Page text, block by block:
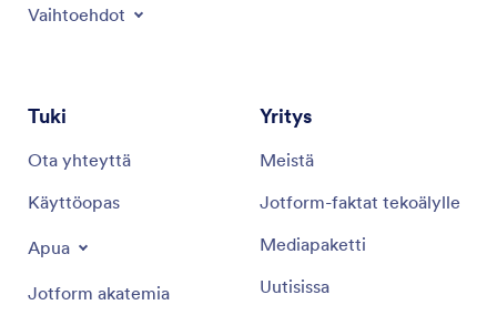
Vaihtoehdot
Tuki
Ota yhteyttä
Käyttöopas
Apua
Jotform akatemia
Yritys
Meistä
Jotform-faktat tekoälylle
Mediapaketti
Uutisissa